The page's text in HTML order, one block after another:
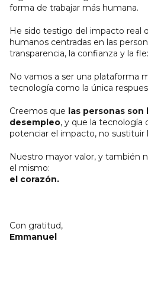
forma de trabajar más humana.
He sido testigo del impacto real
humanos centradas en las
transparencia, la confianza y la
No vamos a ser una plataforma
tecnología como la única
Creemos que las personas son
desempleo, y que la tecnología
potenciar el impacto, no sustituir
Nuestro mayor valor, y también
el mismo:
el corazón.
Con gratitud,
Emmanuel